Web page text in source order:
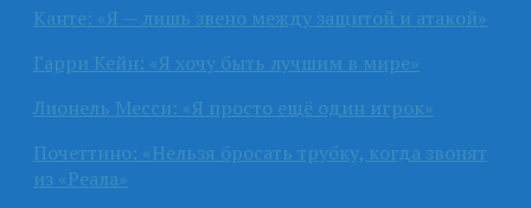
Канте: «Я — лишь звено между защитой и атакой»
Гарри Кейн: «Я хочу быть лучшим в мире»
Лионель Месси: «Я просто ещё один игрок»
Почеттино: «Нельзя бросать трубку, когда звонят
из «Реала»